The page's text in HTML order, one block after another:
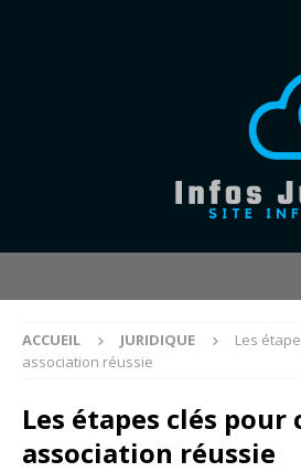
ACCUEIL JURIDIQUE
Les
association réussie
Les étapes clés pour
association réussie